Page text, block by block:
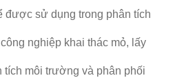
được sử dụng trong phân tích
nghiệp khai thác mỏ, lấy
tích môi trường và phân phối